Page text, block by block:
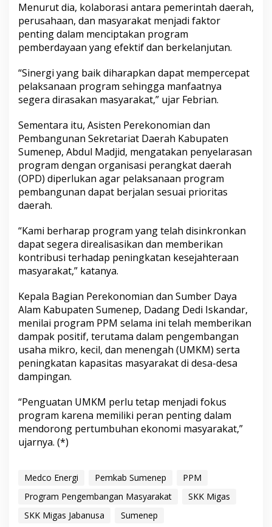
Menurut dia, kolaborasi antara pemerintah daerah,
perusahaan, dan masyarakat menjadi faktor
penting dalam menciptakan program
pemberdayaan yang efektif dan berkelanjutan.
“Sinergi yang baik diharapkan dapat mempercepat
pelaksanaan program sehingga manfaatnya
segera dirasakan masyarakat,” ujar Febrian.
Sementara itu, Asisten Perekonomian dan
Pembangunan Sekretariat Daerah Kabupaten
Sumenep, Abdul Madjid, mengatakan penyelarasan
program dengan organisasi perangkat daerah
(OPD) diperlukan agar pelaksanaan program
pembangunan dapat berjalan sesuai prioritas
daerah.
“Kami berharap program yang telah disinkronkan
dapat segera direalisasikan dan memberikan
kontribusi terhadap peningkatan kesejahteraan
masyarakat,” katanya.
Kepala Bagian Perekonomian dan Sumber Daya
Alam Kabupaten Sumenep, Dadang Dedi Iskandar,
menilai program PPM selama ini telah memberikan
dampak positif, terutama dalam pengembangan
usaha mikro, kecil, dan menengah (UMKM) serta
peningkatan kapasitas masyarakat di desa-desa
dampingan.
“Penguatan UMKM perlu tetap menjadi fokus
program karena memiliki peran penting dalam
mendorong pertumbuhan ekonomi masyarakat,”
ujarnya. (*)
Medco Energi Pemkab Sumenep
PPM
Program Pengembangan Masyarakat
SKK Migas
SKK Migas Jabanusa
Sumenep